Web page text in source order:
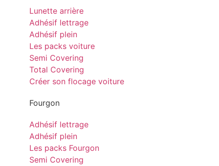
Lunette arrière
Adhésif lettrage
Adhésif plein
Les packs voiture
Semi Covering
Total Covering
Créer son flocage voiture
Fourgon
Adhésif lettrage
Adhésif plein
Les packs Fourgon
Semi Covering